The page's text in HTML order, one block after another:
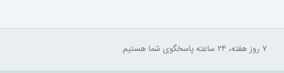
۷ روز هفته، ۲۴ ساعته پاسخگوی شما هستیم.